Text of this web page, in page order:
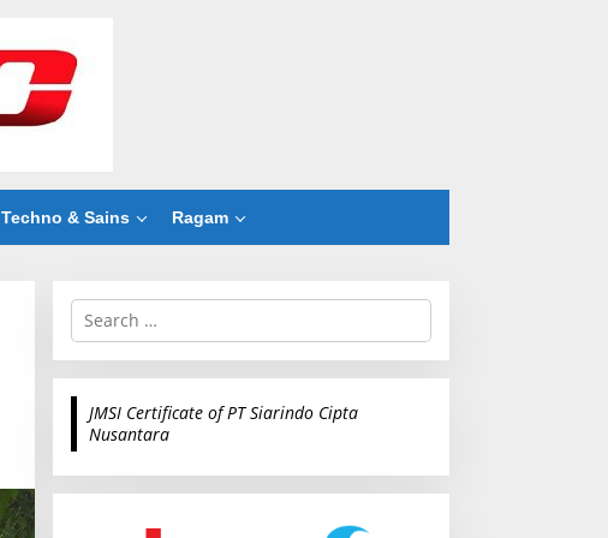
Techno & Sains Ragam
S
r
c
r
JMSI Certificate of PT Siarindo Cipta
Nusantara